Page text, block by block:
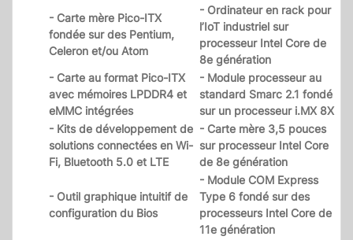
- Carte mère Pico-ITX
fondée sur des Pentium,
Celeron et/ou Atom
- Ordinateur en rack pour
l’IoT industriel sur
processeur Intel Core de
8e génération
- Carte au format Pico-ITX
avec mémoires LPDDR4 et
eMMC intégrées
- Module processeur au
standard Smarc 2.1 fondé
sur un processeur i.MX 8X
- Kits de développement de
solutions connectées en Wi-
Fi, Bluetooth 5.0 et LTE
- Carte mère 3,5 pouces
sur processeur Intel Core
de 8e génération
- Outil graphique intuitif de
configuration du Bios
- Module COM Express
Type 6 fondé sur des
processeurs Intel Core de
11e génération